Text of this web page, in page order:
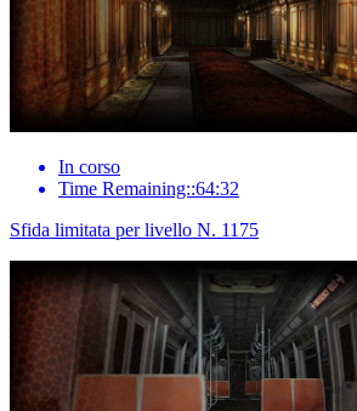
In corso
Time Remaining::64:32
Sfida limitata per livello N. 1175